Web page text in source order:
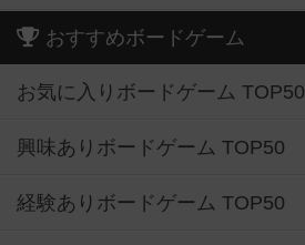
おすすめボードゲーム
お気に入りボードゲーム TOP50
興味ありボードゲーム TOP50
経験ありボードゲーム TOP50